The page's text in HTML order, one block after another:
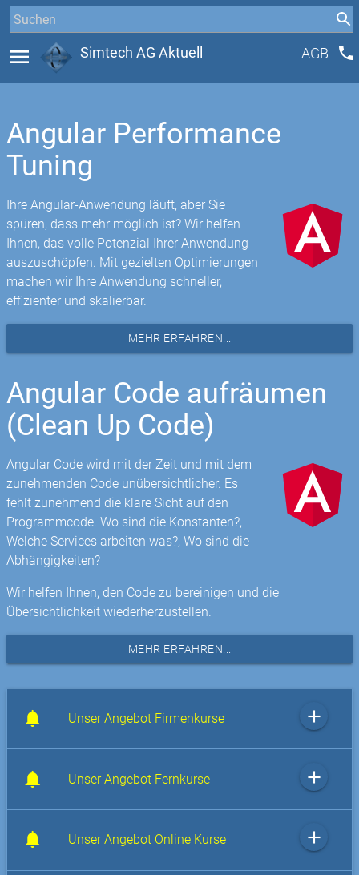
menu Simtech AG Aktuell AGB phone
Angular Performance
Tuning
Ihre Angular-Anwendung läuft, aber Sie
spüren, dass mehr möglich ist? Wir helfen
Ihnen, das volle Potenzial Ihrer Anwendung
auszuschöpfen. Mit gezielten Optimierungen
machen wir Ihre Anwendung schneller,
effizienter und skalierbar.
MEHR ERFAHREN...
Angular Code aufräumen
(Clean Up Code)
Angular Code wird mit der Zeit und mit dem
zunehmenden Code unübersichtlicher. Es
fehlt zunehmend die klare Sicht auf den
Programmcode. Wo sind die Konstanten?,
Welche Services arbeiten was?, Wo sind die
Abhängigkeiten?
Wir helfen Ihnen, den Code zu bereinigen und die
Übersichtlichkeit wiederherzustellen.
MEHR ERFAHREN...
Unser Angebot Firmenkurse add
Unser Angebot Fernkurse add
Unser Angebot Online Kurse add